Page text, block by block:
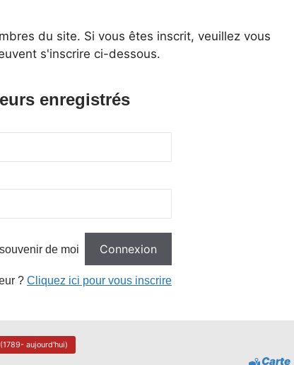
du site. Si vous êtes inscrit, veuillez vous
s'inscrire ci-dessous.
enregistrés
de moi
? Cliquez ici pour vous inscrire
aujourd'hui)
Carte